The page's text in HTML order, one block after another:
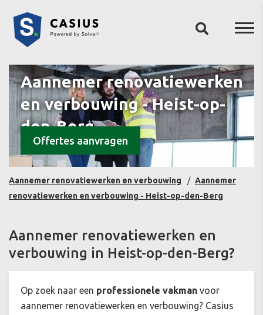
Aannemer renovatiewerken
en verbouwing - Heist-op-
den-Berg
Offertes aanvragen
Aannemer renovatiewerken en verbouwing
Aannemer
renovatiewerken en verbouwing - Heist-op-den-Berg
Aannemer renovatiewerken en
verbouwing in Heist-op-den-Berg?
Op zoek naar een professionele vakman voor
aannemer renovatiewerken en verbouwing? Casius